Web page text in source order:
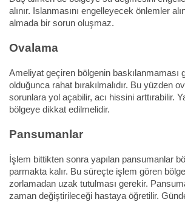
alınır. Islanmasını engelleyecek önlemler
almada bir sorun oluşmaz.
Ovalama
Ameliyat geçiren bölgenin baskılanmaması
olduğunca rahat bırakılmalıdır. Bu yüzden
sorunlara yol açabilir, acı hissini arttırabilir.
bölgeye dikkat edilmelidir.
Pansumanlar
İşlem bittikten sonra yapılan pansumanlar
parmakta kalır. Bu süreçte işlem gören
zorlamadan uzak tutulması gerekir.
zaman değiştirileceği hastaya öğretilir.